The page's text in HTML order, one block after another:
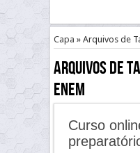
Capa » Arquivos de
Arquivos de
enem
Curso